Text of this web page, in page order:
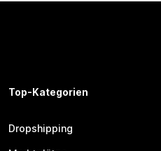
Top-Kategorien
Dropshipping